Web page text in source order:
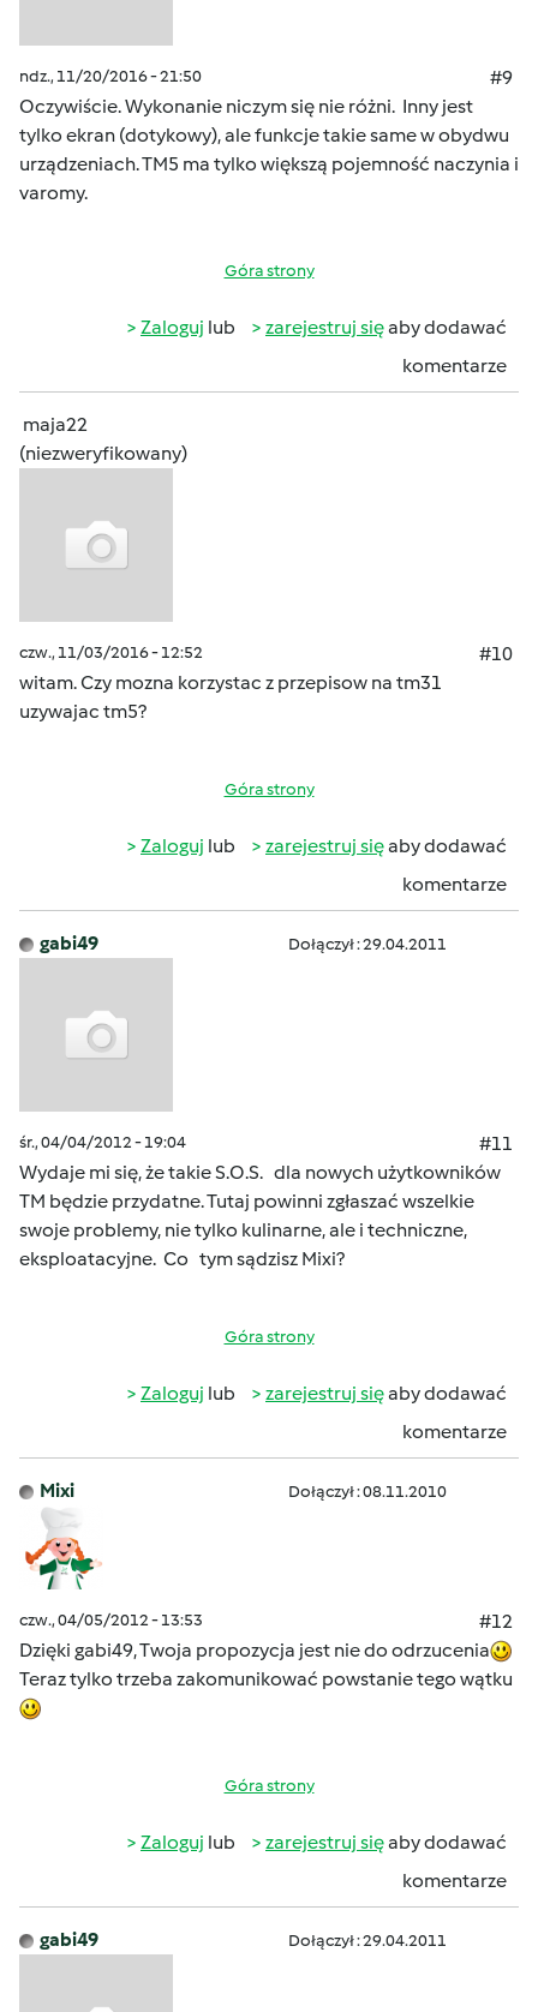
ndz., 11/20/2016 - 21:50
#9
Oczywiście. Wykonanie niczym się nie różni. Inny jest
tylko ekran (dotykowy), ale funkcje takie same w obydwu
urządzeniach. TM5 ma tylko większą pojemność naczynia i
varomy.
Góra strony
Zaloguj lub zarejestruj sięaby dodawać
komentarze
maja22
(niezweryfikowany)
czw., 11/03/2016 - 12:52
#10
witam. Czy mozna korzystac z przepisow na tm31
uzywajac tm5?
Góra strony
Zaloguj lub zarejestruj sięaby dodawać
komentarze
gabi49 Dołączył : 29.04.2011
śr., 04/04/2012 - 19:04
#11
Wydaje mi się, że takie S.O.S. dla nowych użytkowników
TM będzie przydatne. Tutaj powinni zgłaszać wszelkie
swoje problemy, nie tylko kulinarne, ale i techniczne,
eksploatacyjne. Co tym sądzisz Mixi?
Góra strony
Zaloguj lub zarejestruj sięaby dodawać
komentarze
Mixi Dołączył : 08.11.2010
czw., 04/05/2012 - 13:53
#12
Dzięki gabi49, Twoja propozycja jest nie do odrzucenia
Teraz tylko trzeba zakomunikować powstanie tego wątku
Góra strony
Zaloguj lub zarejestruj sięaby dodawać
komentarze
gabi49 Dołączył : 29.04.2011